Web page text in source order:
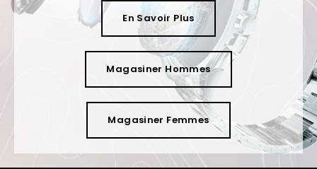
En Savoir Plus
Magasiner Hommes
Magasiner Femmes